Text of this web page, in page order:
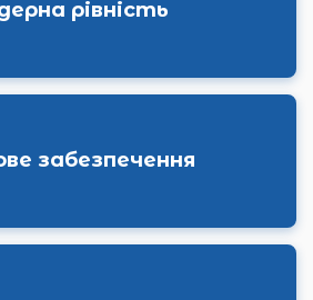
рівність
забезпечення